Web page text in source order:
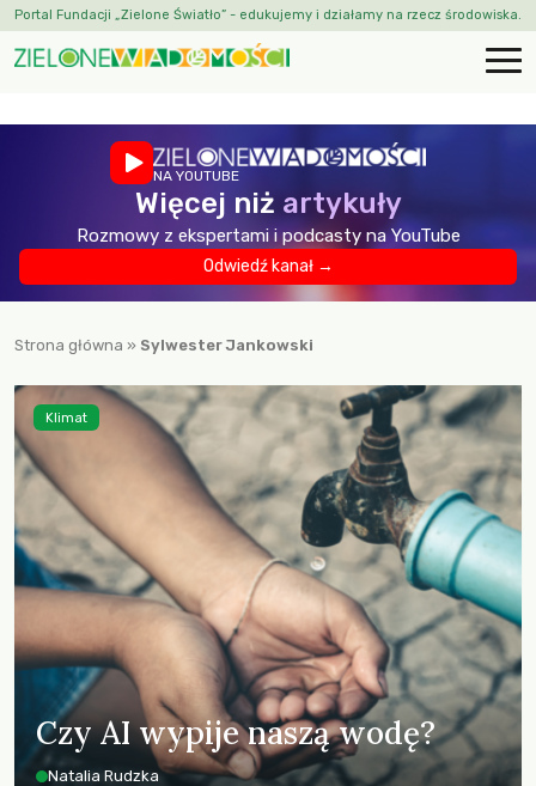
Portal Fundacji „Zielone Światło” - edukujemy i działamy na rzecz środowiska.
NA YOUTUBE
Więcej niż artykuły
Rozmowy z ekspertami i podcasty na YouTube
Odwiedź kanał →
Strona główna » Sylwester Jankowski
Czy AI wypije naszą wodę?
Natalia Rudzka
Klimat